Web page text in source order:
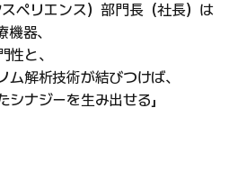
ペリエンス）部門長（社長）は
機器、
と、
解析技術が結びつけば、
ナジーを生み出せる」